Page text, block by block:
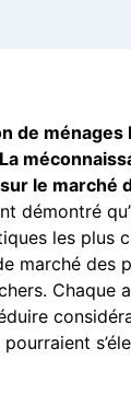
de
le marché
démontré
les plus
marché des
Chaque